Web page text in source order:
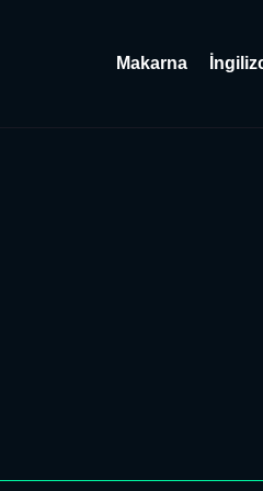
Makarna